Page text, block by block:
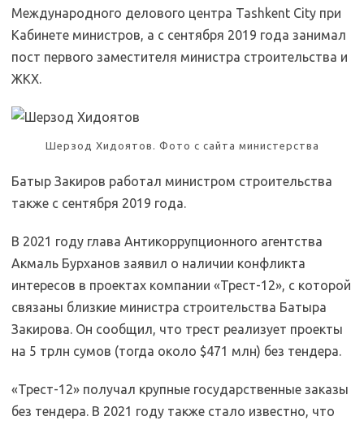
Международного делового центра Tashkent City при
Кабинете министров, а с сентября 2019 года занимал
пост первого заместителя министра строительства и
ЖКХ.
Шерзод Хидоятов. Фото с сайта министерства
Батыр Закиров работал министром строительства
также с сентября 2019 года.
В 2021 году глава Антикоррупционного агентства
Акмаль Бурханов заявил о наличии конфликта
интересов в проектах компании «Трест-12», с которой
связаны близкие министра строительства Батыра
Закирова. Он сообщил, что трест реализует проекты
на 5 трлн сумов (тогда около $471 млн) без тендера.
«Трест-12» получал крупные государственные заказы
без тендера. В 2021 году также стало известно, что